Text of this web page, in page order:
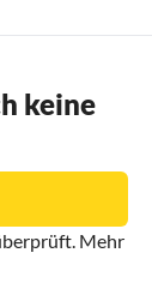
keine
Mehr